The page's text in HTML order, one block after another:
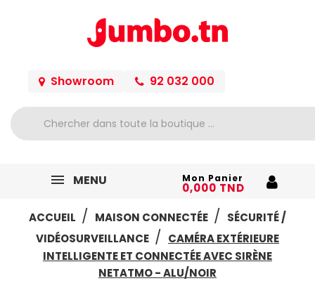
Showroom 92 032 000
MENU Mon Panier
0,000 TND
ACCUEIL
MAISON CONNECTÉE
SÉCURITÉ /
VIDÉOSURVEILLANCE
CAMÉRA EXTÉRIEURE
INTELLIGENTE ET CONNECTÉE AVEC SIRÈNE
NETATMO - ALU/NOIR